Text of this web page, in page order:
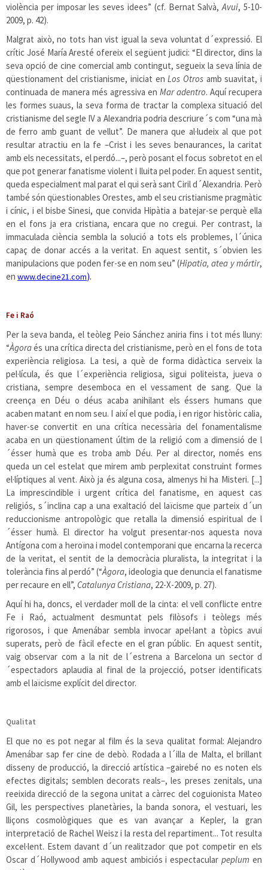
violència per imposar les seves idees” (cf. Bernat Salvà,Avui, 5-10-
2009, p. 42).
Malgrat això, no tots han vist igual la seva voluntat d´expressió. El
crític José María Aresté ofereix el següent judici: “El director, dins la
seva opció de cine comercial amb contingut, segueix la seva línia de
qüestionament del cristianisme, iniciat enLos Otros amb suavitat, i
continuada de manera més agressiva en Mar adentro. Aquí recupera
les formes suaus, la seva forma de tractar la complexa situació del
cristianisme del segle IV a Alexandria podria descriure´s com “una mà
de ferro amb guant de vellut”. De manera que al·ludeix al que pot
resultar atractiu en la fe –Crist i les seves benaurances, la caritat
amb els necessitats, el perdó...–, però posant el focus sobretot en el
que pot generar fanatisme violent i lluita pel poder. En aquest sentit,
queda especialment mal parat el qui serà sant Ciril d´Alexandria. Però
també són qüestionables Orestes, amb el seu cristianisme pragmàtic
i cínic, i el bisbe Sinesi, que convida Hipàtia a batejar-se perquè ella
en el fons ja era cristiana, encara que no cregui. Per contrast, la
immaculada ciència sembla la solució a tots els problemes, l´única
capaç de donar accés a la veritat. En aquest sentit, s´obvien les
manipulacions que poden fer-se en nom seu” (Hipatia, atea y mártir,
en www.decine21.com).
Fe i Raó
Per la seva banda, el teòleg Peio Sánchez aniria fins i tot més lluny:
“Àgoraés una crítica directa del cristianisme, però en el fons de tota
experiència religiosa. La tesi, a què de forma didàctica serveix la
pel·lícula, és que l´experiència religiosa, sigui politeista, jueva o
cristiana, sempre desemboca en el vessament de sang. Que la
creença en Déu o déus acaba anihilant els éssers humans que
acaben matant en nom seu. I així el que podia, i en rigor històric calia,
haver-se convertit en una crítica necessària del fonamentalisme
acaba en un qüestionament últim de la religió com a dimensió de l
´ésser humà que es troba amb Déu. Per al director, només ens
queda un cel estelat que mirem amb perplexitat construint formes
el·líptiques al vent. Això ja és alguna cosa, almenys hi ha Misteri. [...]
La imprescindible i urgent crítica del fanatisme, en aquest cas
religiós, s´inclina cap a una exaltació del laïcisme que parteix d´un
reduccionisme antropològic que retalla la dimensió espiritual de l
´ésser humà. El director ha volgut presentar-nos aquesta nova
Antígona com a heroïna i model contemporani que encarna la recerca
de la veritat, el sentit de la democràcia pluralista, la integritat i la
tolerància fins al perdó” (“Àgora, ideologia que denuncia el fanatisme
per recaure en ell”, Catalunya Cristiana, 22-X-2009, p. 27).
Aquí hi ha, doncs, el verdader moll de la cinta: el vell conflicte entre
Fe i Raó, actualment desmuntat pels filòsofs i teòlegs més
rigorosos, i que Amenábar sembla invocar apel·lant a tòpics avui
superats, però de fàcil efecte en el gran públic. En aquest sentit,
vaig observar com a la nit de l´estrena a Barcelona un sector d
´espectadors aplaudia al final de la projecció, potser identificats
amb el laïcisme explícit del director.
Qualitat
El que no es pot negar al film és la seva qualitat formal: Alejandro
Amenábar sap fer cine de debò. Rodada a l´illa de Malta, el brillant
disseny de producció, la direcció artística –gairebé no es noten els
efectes digitals; semblen decorats reals–, les preses zenitals, una
reeixida direcció de la segona unitat a càrrec del coguionista Mateo
Gil, les perspectives planetàries, la banda sonora, el vestuari, les
lliçons cosmològiques que es van avançar a Kepler, la gran
interpretació de Rachel Weisz i la resta del repartiment... Tot resulta
excel·lent. Estem davant d´un realitzador que pot competir en els
Oscar d´Hollywood amb aquest ambiciós i espectacularpeplum en